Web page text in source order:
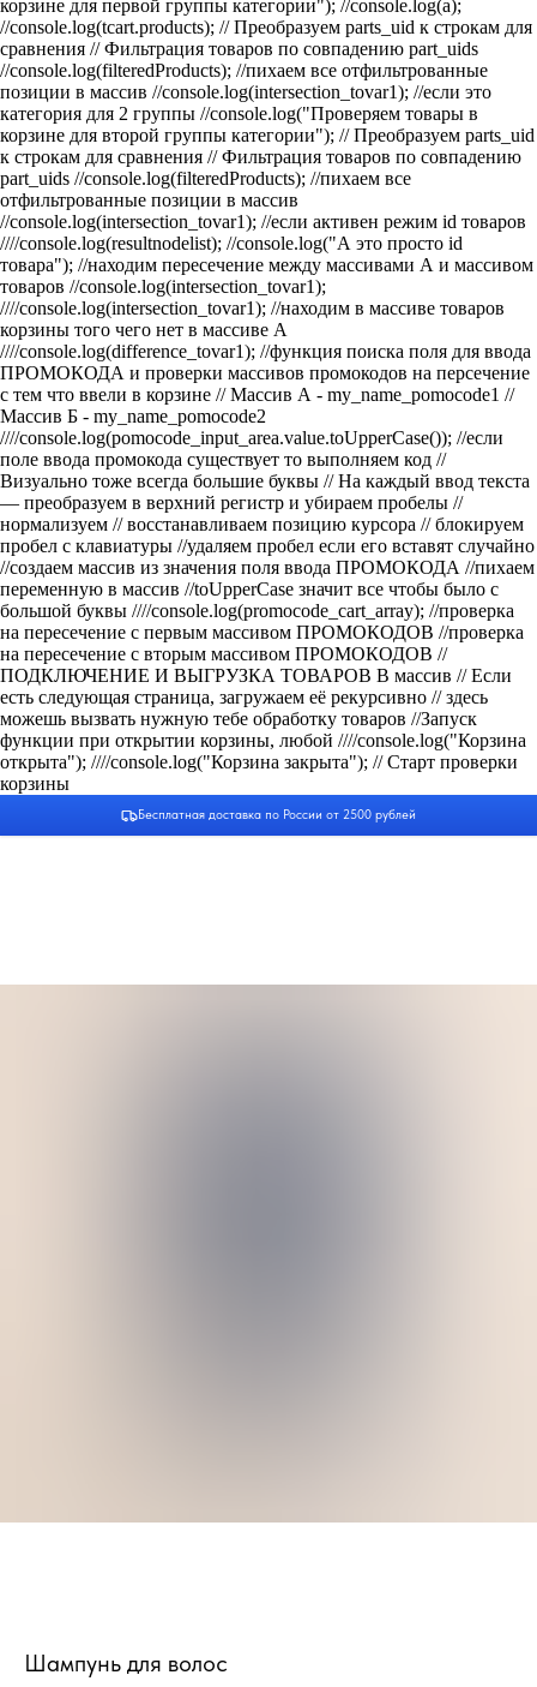
корзине для первой группы категории"); //console.log(a);
//console.log(tcart.products); // Преобразуем parts_uid к строкам для
сравнения // Фильтрация товаров по совпадению part_uids
//console.log(filteredProducts); //пихаем все отфильтрованные
позиции в массив //console.log(intersection_tovar1); //если это
категория для 2 группы //console.log("Проверяем товары в
корзине для второй группы категории"); // Преобразуем parts_uid
к строкам для сравнения // Фильтрация товаров по совпадению
part_uids //console.log(filteredProducts); //пихаем все
отфильтрованные позиции в массив
//console.log(intersection_tovar1); //если активен режим id товаров
////console.log(resultnodelist); //console.log("А это просто id
товара"); //находим пересечение между массивами А и массивом
товаров //console.log(intersection_tovar1);
////console.log(intersection_tovar1); //находим в массиве товаров
корзины того чего нет в массиве А
////console.log(difference_tovar1); //функция поиска поля для ввода
ПРОМОКОДА и проверки массивов промокодов на персечение
c тем что ввели в корзине // Массив А - my_name_pomocode1 //
Массив Б - my_name_pomocode2
////console.log(pomocode_input_area.value.toUpperCase()); //если
поле ввода промокода существует то выполняем код //
Визуально тоже всегда большие буквы // На каждый ввод текста
— преобразуем в верхний регистр и убираем пробелы //
нормализуем // восстанавливаем позицию курсора // блокируем
пробел с клавиатуры //удаляем пробел если его вставят случайно
//создаем массив из значения поля ввода ПРОМОКОДА //пихаем
переменную в массив //toUpperCase значит все чтобы было с
большой буквы ////console.log(promocode_cart_array); //проверка
на пересечение с первым массивом ПРОМОКОДОВ //проверка
на пересечение с вторым массивом ПРОМОКОДОВ //
ПОДКЛЮЧЕНИЕ И ВЫГРУЗКА ТОВАРОВ В массив // Если
есть следующая страница, загружаем её рекурсивно // здесь
можешь вызвать нужную тебе обработку товаров //Запуск
функции при открытии корзины, любой ////console.log("Корзина
открыта"); ////console.log("Корзина закрыта"); // Старт проверки
корзины
Бесплатная доставка по России от 2500 рублей
Шампунь для волос